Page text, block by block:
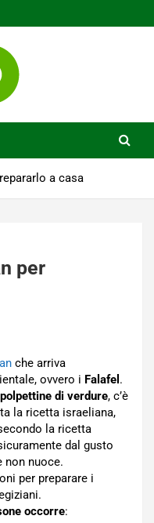
a casa
per
che arriva
ovvero i Falafel .
polpettine di verdure, c’è
la ricetta israeliana,
la ricetta
dal gusto
non nuoce.
per preparare i
occorre: